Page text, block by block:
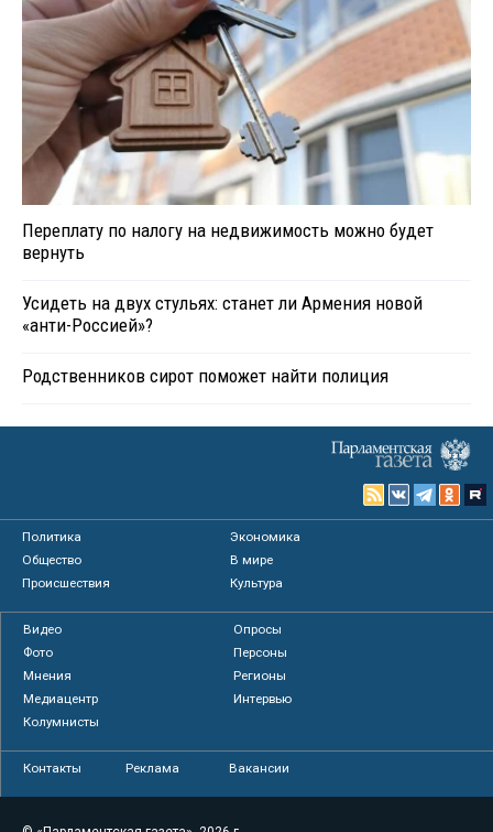
Переплату по налогу на недвижимость можно будет
вернуть
Усидеть на двух стульях: станет ли Армения новой
«анти-Россией»?
Родственников сирот поможет найти полиция
Политика
Экономика
Общество
В мире
Происшествия
Культура
Видео
Опросы
Фото
Персоны
Мнения
Регионы
Медиацентр
Интервью
Колумнисты
Контакты Реклама Вакансии